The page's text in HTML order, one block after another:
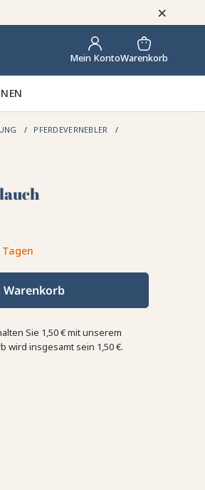
×
Mein KontoWarenkorb
PFERDEVERNEBLER
Warenkorb
Sie 1,50 €mit unserem
wird insgesamt sein 1,50 €.